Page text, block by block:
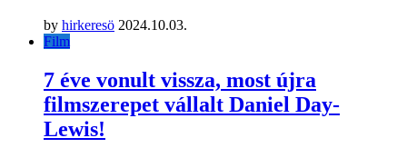
by hirkeresö 2024.10.03.
Film
7 éve vonult vissza, most újra
filmszerepet vállalt Daniel Day-
Lewis!